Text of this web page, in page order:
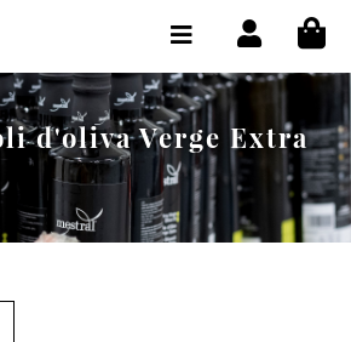
d'oliva Verge Extra
BOTIGA COMPRA ONLINE
COOPERATIVA
NOSTRE OLI